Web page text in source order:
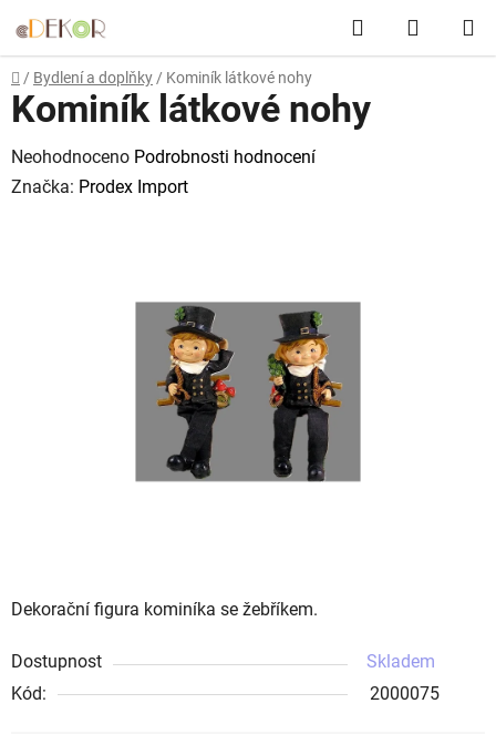
na
obsah
Hledat
KOŠÍK
Domů
/ Bydlení a doplňky / Kominík látkové nohy
Dekorační figura kominíka se žebříkem.
Dostupnost
Skladem
Kód:
2000075
Kominík látkové nohy
Průměrné
hodnocení
Neohodnoceno Podrobnosti hodnocení
Značka: Prodex Import